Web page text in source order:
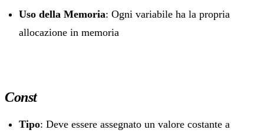
Uso della Memoria: Ogni variabile ha la propria
allocazione in memoria
Const
Tipo: Deve essere assegnato un valore costante a